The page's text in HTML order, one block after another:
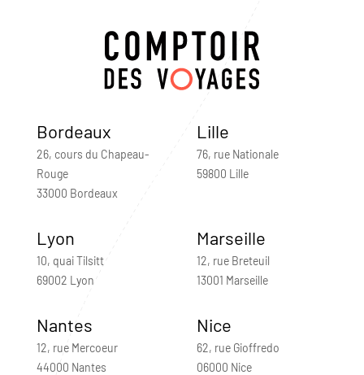
Bordeaux
26, cours du Chapeau-
Rouge
33000 Bordeaux
Lille
76, rue Nationale
59800 Lille
Lyon
10, quai Tilsitt
69002 Lyon
Marseille
12, rue Breteuil
13001 Marseille
Nantes
12, rue Mercoeur
44000 Nantes
Nice
62, rue Gioffredo
06000 Nice